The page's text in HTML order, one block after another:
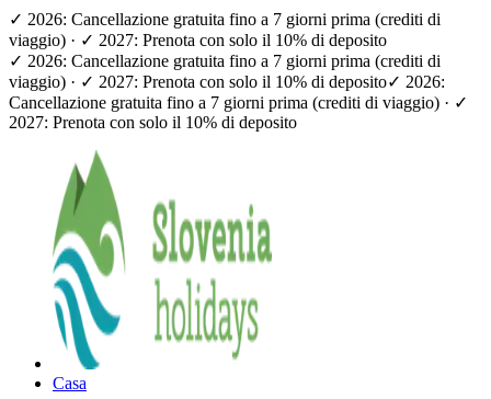
✓ 2026: Cancellazione gratuita fino a 7 giorni prima (crediti di
viaggio) · ✓ 2027: Prenota con solo il 10% di deposito
✓ 2026: Cancellazione gratuita fino a 7 giorni prima (crediti di
viaggio) · ✓ 2027: Prenota con solo il 10% di deposito✓ 2026:
Cancellazione gratuita fino a 7 giorni prima (crediti di viaggio) · ✓
2027: Prenota con solo il 10% di deposito
Casa